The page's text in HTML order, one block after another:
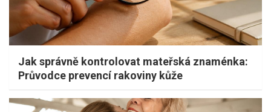
Jak správně kontrolovat mateřská znaménka:
Průvodce prevencí rakoviny kůže